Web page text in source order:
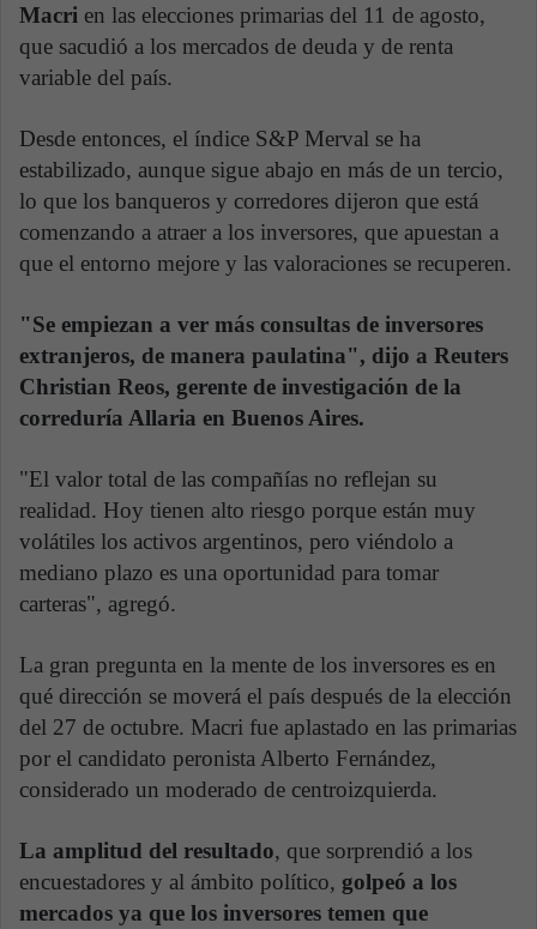
Macri en las elecciones primarias del 11 de agosto,
que sacudió a los mercados de deuda y de renta
variable del país.
Desde entonces, el índice S&P Merval se ha
estabilizado, aunque sigue abajo en más de un tercio,
lo que los banqueros y corredores dijeron que está
comenzando a atraer a los inversores, que apuestan a
que el entorno mejore y las valoraciones se recuperen.
"Se empiezan a ver más consultas de inversores
extranjeros, de manera paulatina", dijo a Reuters
Christian Reos, gerente de investigación de la
correduría Allaria en Buenos Aires.
"El valor total de las compañías no reflejan su
realidad. Hoy tienen alto riesgo porque están muy
volátiles los activos argentinos, pero viéndolo a
mediano plazo es una oportunidad para tomar
carteras", agregó.
La gran pregunta en la mente de los inversores es en
qué dirección se moverá el país después de la elección
del 27 de octubre. Macri fue aplastado en las primarias
por el candidato peronista Alberto Fernández,
considerado un moderado de centroizquierda.
La amplitud del resultado, que sorprendió a los
encuestadores y al ámbito político, golpeó a los
mercados ya que los inversores temen que